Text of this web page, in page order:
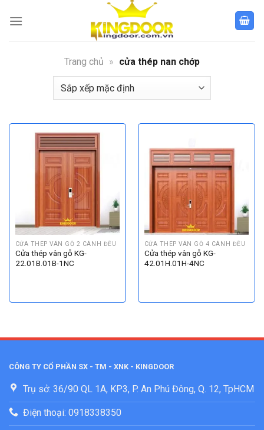
qua
Trang chủ » cửa thép nan chớp
CỬA THÉP VÂN GỖ 2 CÁNH ĐỀU
Cửa thép vân gỗ KG-
22.01B.01B-1NC
CỬA THÉP VÂN GỖ 4 CÁNH ĐỀU
Cửa thép vân gỗ KG-
42.01H.01H-4NC
CÔNG TY CỔ PHẦN SX - TM - XNK - KINGDOOR
Trụ sở: 36/90 QL 1A, KP3, P. An Phú Đông, Q. 12, TpHCM
Điện thoại: 0918338350